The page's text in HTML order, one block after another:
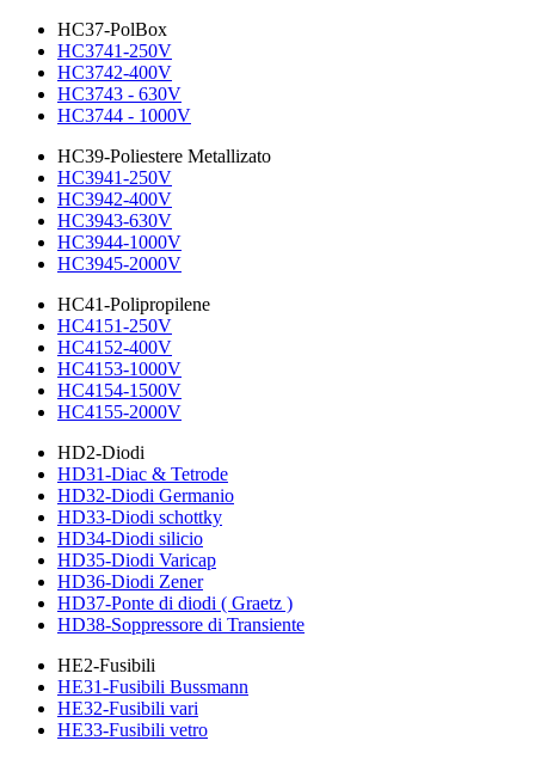
HC37-PolBox
HC3741-250V
HC3742-400V
HC3743 - 630V
HC3744 - 1000V
HC39-Poliestere Metallizato
HC3941-250V
HC3942-400V
HC3943-630V
HC3944-1000V
HC3945-2000V
HC41-Polipropilene
HC4151-250V
HC4152-400V
HC4153-1000V
HC4154-1500V
HC4155-2000V
HD2-Diodi
HD31-Diac & Tetrode
HD32-Diodi Germanio
HD33-Diodi schottky
HD34-Diodi silicio
HD35-Diodi Varicap
HD36-Diodi Zener
HD37-Ponte di diodi ( Graetz )
HD38-Soppressore di Transiente
HE2-Fusibili
HE31-Fusibili Bussmann
HE32-Fusibili vari
HE33-Fusibili vetro